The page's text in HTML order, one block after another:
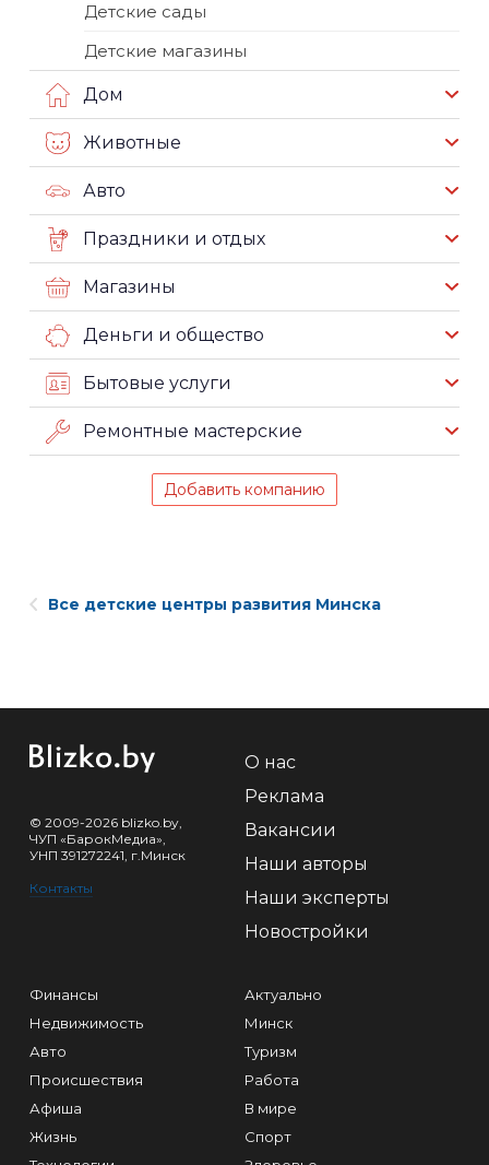
Детские сады
Детские магазины
Дом
Животные
Авто
Праздники и отдых
Магазины
Деньги и общество
Бытовые услуги
Ремонтные мастерские
Добавить компанию
Все детские центры развития Минска
© 2009-2026 blizko.by,
ЧУП «БарокМедиа»,
УНП 391272241, г.Минск
Контакты
О нас
Реклама
Вакансии
Наши авторы
Наши эксперты
Новостройки
Финансы
Недвижимость
Авто
Происшествия
Афиша
Жизнь
Актуально
Минск
Туризм
Работа
В мире
Спорт